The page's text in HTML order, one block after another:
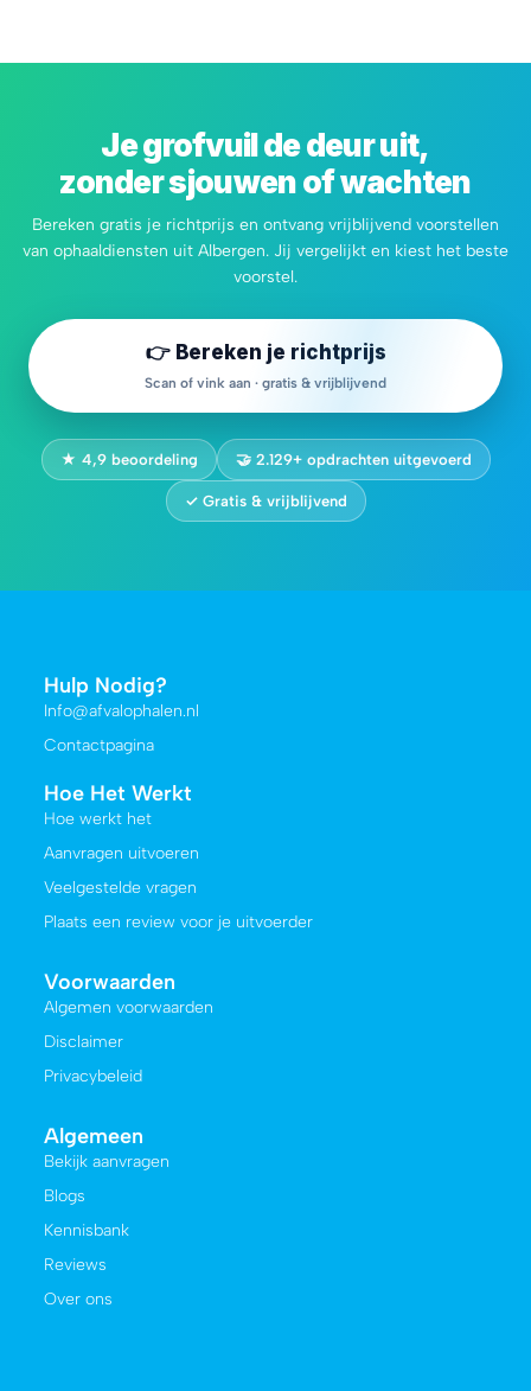
Je grofvuil de deur uit,
zonder sjouwen of wachten
Bereken gratis je richtprijs en ontvang vrijblijvend voorstellen
van ophaaldiensten uit Albergen. Jij vergelijkt en kiest het beste
voorstel.
👉 Bereken je richtprijs
Scan of vink aan · gratis & vrijblijvend
★ 4,9 beoordeling 🤝 2.129+ opdrachten uitgevoerd
✓ Gratis & vrijblijvend
Hulp Nodig?
Info@afvalophalen.nl
Contactpagina
Hoe Het Werkt
Hoe werkt het
Aanvragen uitvoeren
Veelgestelde vragen
Plaats een review voor je uitvoerder
Voorwaarden
Algemen voorwaarden
Disclaimer
Privacybeleid
Algemeen
Bekijk aanvragen
Blogs
Kennisbank
Reviews
Over ons